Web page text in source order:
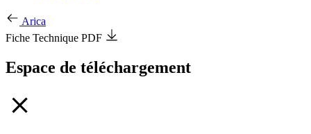
Arica
Fiche Technique PDF
Espace de téléchargement